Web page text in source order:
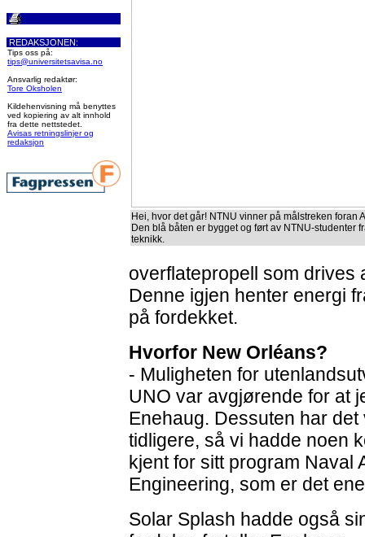
REDAKSJONEN:
Tips oss på:
tips@universitetsavisa.no
Ansvarlig redaktør:
Tore Oksholen
Kildehenvisning må benyttes
ved kopiering av alt innhold
fra dette nettstedet.
Avisas retningslinjer og
redaksjon
Hei, hvor det går! NTNU vinner på målstreken foran
Den blå båten er bygget og ført av NTNU-studenter
teknikk.
overflatepropell som drives
Denne igjen henter energi
på fordekket.
Hvorfor New Orléans?
- Muligheten for
UNO var avgjørende for at
Enehaug. Dessuten har
tidligere, så vi hadde noen
kjent for sitt program Naval
Engineering, som er det
Solar Splash hadde også